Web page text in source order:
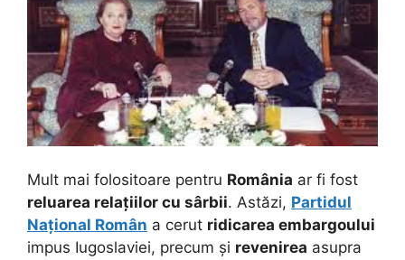
Mult mai folositoare pentru România ar fi fost
reluarea relațiilor cu sârbii. Astăzi, Partidul
Național Român a cerut ridicarea embargoului
impus Iugoslaviei, precum și revenirea asupra